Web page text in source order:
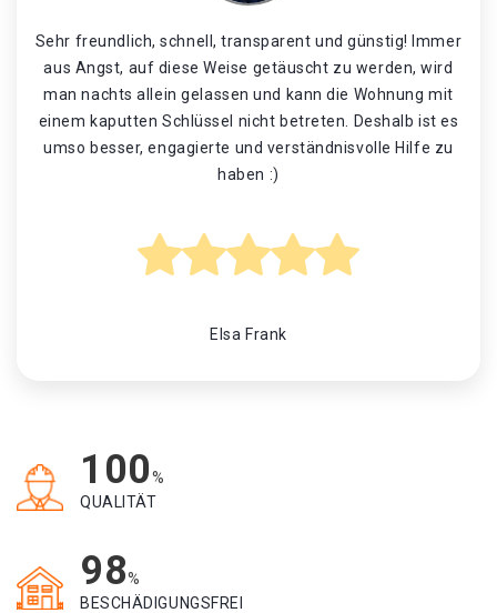
Sehr freundlich, schnell, transparent und günstig! Immer
aus Angst, auf diese Weise getäuscht zu werden, wird
man nachts allein gelassen und kann die Wohnung mit
einem kaputten Schlüssel nicht betreten. Deshalb ist es
umso besser, engagierte und verständnisvolle Hilfe zu
haben :)
Elsa Frank
100%
QUALITÄT
98%
BESCHÄDIGUNGSFREI